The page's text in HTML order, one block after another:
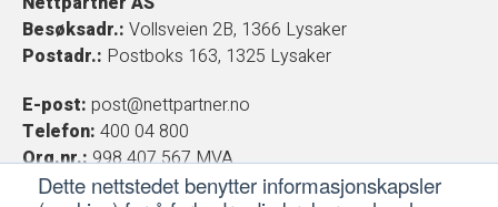
Dette nettstedet benytter informasjonskapsler
Besøksadr.: Vollsveien 2B, 1366 Lysaker
Postadr.: Postboks 163, 1325 Lysaker
E-post: post@nettpartner.no
Telefon: 400 04 800
Org.nr.:998 407 567 MVA